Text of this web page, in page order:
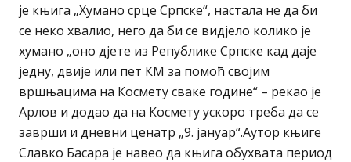
је књига „Хумано срце Српске“, настала не да би
се неко хвалио, него да би се видјело колико је
хумано „оно дјете из Републике Српске кад даје
једну, двије или пет КМ за помоћ својим
вршњацима на Космету сваке годинe“ – рекао је
Арлов и додао да на Космету ускоро треба да се
заврши и дневни ценатр „9. јануар“.Аутор књиге
Славко Басара је навео да књига обухвата период